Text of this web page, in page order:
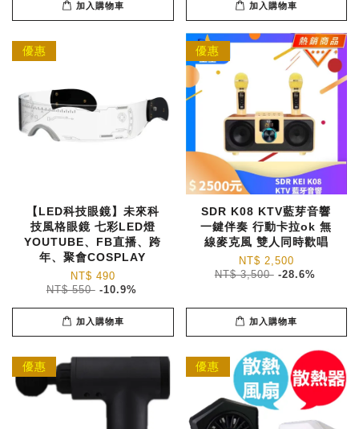
加入購物車 加入購物車
優惠
【LED科技眼鏡】未來科
技風格眼鏡 七彩LED燈
YOUTUBE、FB直播、跨
年、聚會COSPLAY
NT$ 490
NT$ 550 -10.9%
加入購物車
優惠
SDR K08 KTV藍芽音響
一鍵伴奏 行動卡拉ok 無
線麥克風 雙人同時歡唱
NT$ 2,500
NT$ 3,500 -28.6%
加入購物車
優惠 優惠